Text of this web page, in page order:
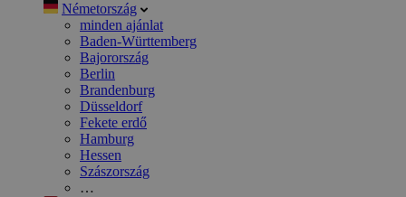
Németország
minden ajánlat
Baden-Württemberg
Bajorország
Berlin
Brandenburg
Düsseldorf
Fekete erdő
Hamburg
Hessen
Szászország
…